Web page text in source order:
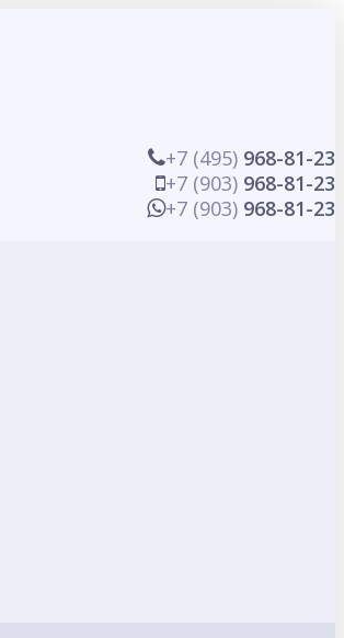
+7 (495) 968-81-23
+7 (903) 968-81-23
+7 (903) 968-81-23